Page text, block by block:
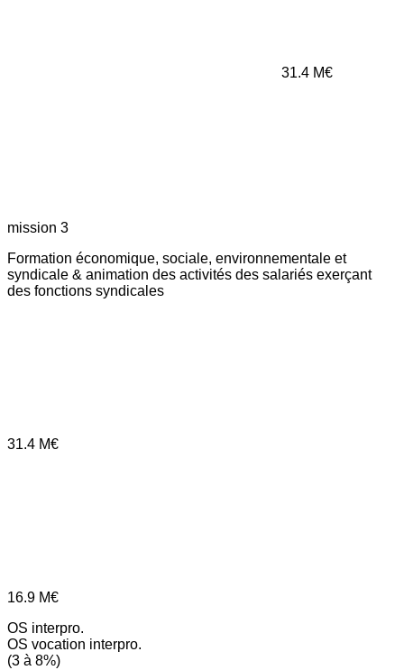
31.4 M€
mission 3
Formation économique, sociale, environnementale et
syndicale & animation des activités des salariés exerçant
des fonctions syndicales
31.4 M€
16.9 M€
OS interpro.
OS vocation interpro.
(3 à 8%)